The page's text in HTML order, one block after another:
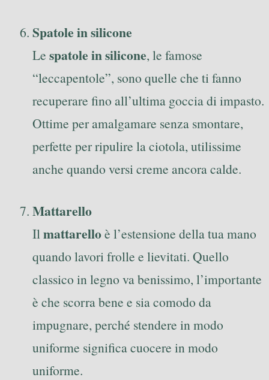
Spatole in silicone
Le spatole in silicone, le famose
“leccapentole”, sono quelle che ti fanno
recuperare fino all’ultima goccia di impasto.
Ottime per amalgamare senza smontare,
perfette per ripulire la ciotola, utilissime
anche quando versi creme ancora calde.
Mattarello
Ilmattarelloè l’estensione della tua mano
quando lavori frolle e lievitati. Quello
classico in legno va benissimo, l’importante
è che scorra bene e sia comodo da
impugnare, perché stendere in modo
uniforme significa cuocere in modo
uniforme.